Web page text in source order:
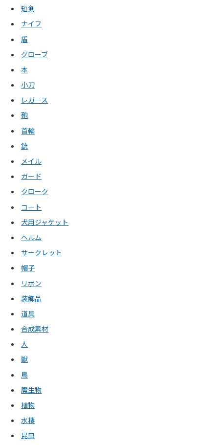
短剣
ナイフ
盾
グローブ
本
小刀
レガース
鞄
首輪
銃
メイル
ガード
クローク
コート
犬用ジャケット
ヘルム
サークレット
帽子
リボン
装飾品
道具
合成素材
人
獣
鳥
魔生物
植物
水棲
昆虫